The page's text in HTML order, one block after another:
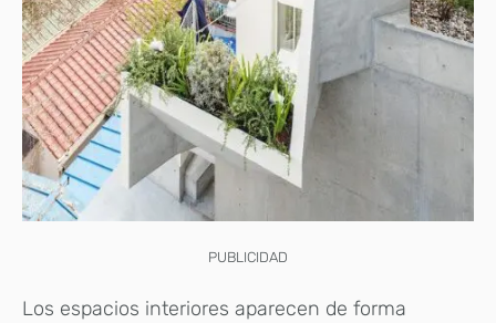
PUBLICIDAD
Los espacios interiores aparecen de forma